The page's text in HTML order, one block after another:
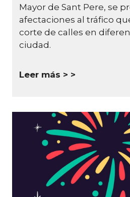
Mayor de Sant Pere, se
afectaciones al tráfico
corte de calles en
ciudad.
Leer más >